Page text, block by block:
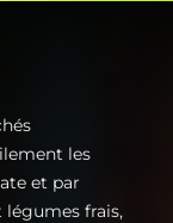
les
et par
frais,